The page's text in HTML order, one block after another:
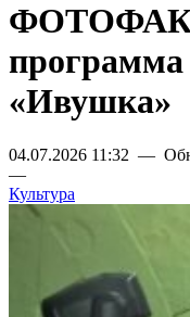
«Ивушка»
04.07.2026 11:32 —
—
Культура